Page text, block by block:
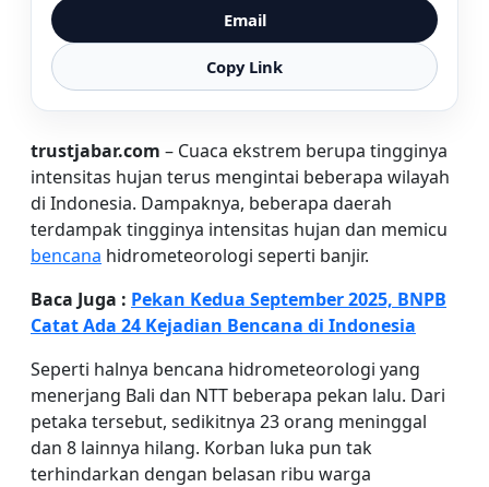
Email
Copy Link
trustjabar.com – Cuaca ekstrem berupa tingginya
intensitas hujan terus mengintai beberapa wilayah
di Indonesia. Dampaknya, beberapa daerah
terdampak tingginya intensitas hujan dan memicu
bencana hidrometeorologi seperti banjir.
Baca Juga : Pekan Kedua September 2025, BNPB
Catat Ada 24 Kejadian Bencana di Indonesia
Seperti halnya bencana hidrometeorologi yang
menerjang Bali dan NTT beberapa pekan lalu. Dari
petaka tersebut, sedikitnya 23 orang meninggal
dan 8 lainnya hilang. Korban luka pun tak
terhindarkan dengan belasan ribu warga